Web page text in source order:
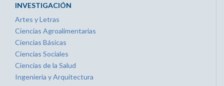
INVESTIGACIÓN
Artes y Letras
Ciencias Agroalimentarias
Ciencias Básicas
Ciencias Sociales
Ciencias de la Salud
Ingeniería y Arquitectura